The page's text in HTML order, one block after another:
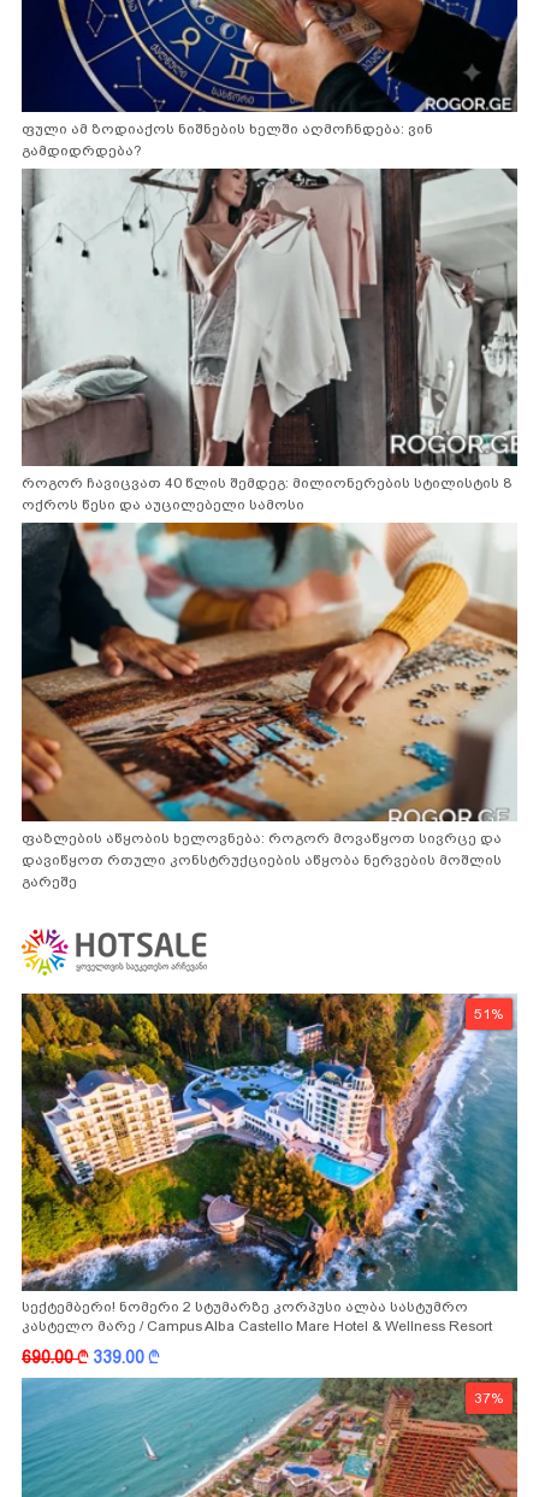
ფული ამ ზოდიაქოს ნიშნების ხელში აღმოჩნდება: ვინ
გამდიდრდება?
როგორ ჩავიცვათ 40 წლის შემდეგ: მილიონერების სტილისტის 8
ოქროს წესი და აუცილებელი სამოსი
ფაზლების აწყობის ხელოვნება: როგორ მოვაწყოთ სივრცე და
დავიწყოთ რთული კონსტრუქციების აწყობა ნერვების მოშლის
გარეშე
51%
სექტემბერი! ნომერი 2 სტუმარზე კორპუსი ალბა სასტუმრო
კასტელო მარე / Campus Alba Castello Mare Hotel & Wellness Resort
690.00k 339.00k
37%